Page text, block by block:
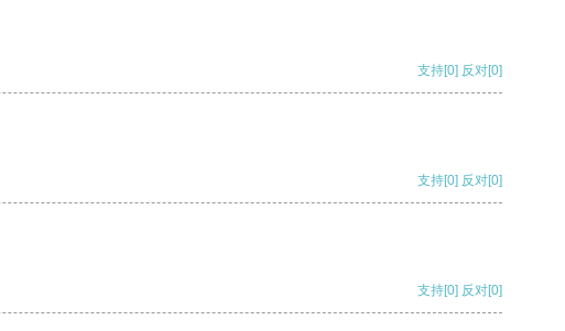
支持[0] 反对[0]
支持[0] 反对[0]
支持[0] 反对[0]